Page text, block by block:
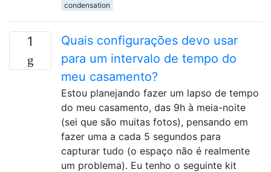
condensation
1
Quais configurações devo usar
para um intervalo de tempo do
meu casamento?
Estou planejando fazer um lapso de tempo
do meu casamento, das 9h à meia-noite
(sei que são muitas fotos), pensando em
fazer uma a cada 5 segundos para
capturar tudo (o espaço não é realmente
um problema). Eu tenho o seguinte kit